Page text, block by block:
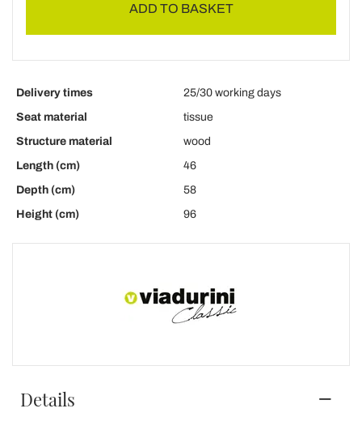
ADD TO BASKET
Delivery times
25/30 working days
Seat material
tissue
Structure material
wood
Length (cm)
46
Depth (cm)
58
Height (cm)
96
Details